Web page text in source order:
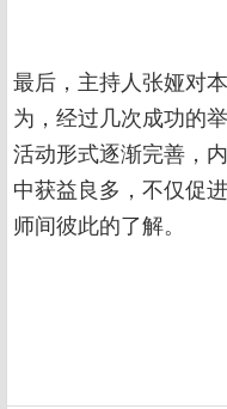
最后，主持人张娅对
为，经过几次成功的
活动形式逐渐完善，
中获益良多，不仅促
师间彼此的了解。